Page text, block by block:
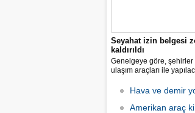
Seyahat izin belgesi
kaldırıldı
Genelgeye göre, şehirler
ulaşım araçları ile
zorunluluğu yürürlükten
Hava ve demir
Amerikan araç